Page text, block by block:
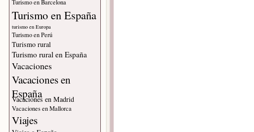
Turismo en Barcelona
Turismo en España
turismo en Europa
Turismo en Perú
Turismo rural
Turismo rural en España
Vacaciones
Vacaciones en
España
Vacaciones en Madrid
Vacaciones en Mallorca
Viajes